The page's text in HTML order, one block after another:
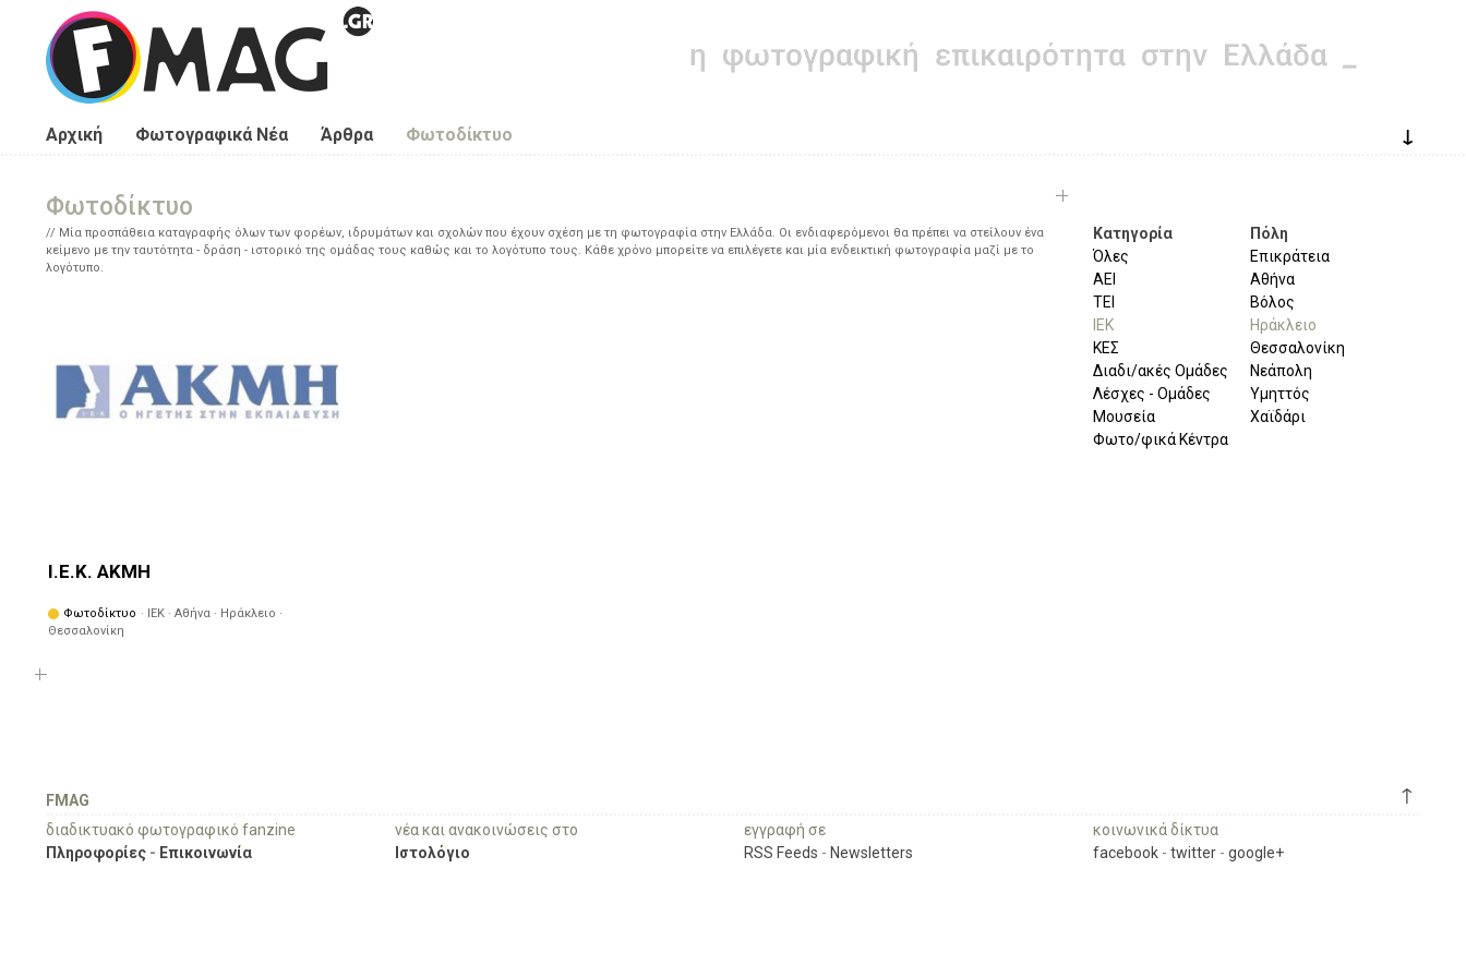
Παράκαμψη προς το κυρίως περιεχόμενο
Αρχική Φωτογραφικά Νέα Άρθρα Φωτοδίκτυο ↓
Φωτοδίκτυο
Μία προσπάθεια καταγραφής όλων των φορέων, ιδρυμάτων και σχολών που έχουν σχέση με τη φωτογραφία στην Ελλάδα. Οι ενδιαφερόμενοι θα πρέπει να στείλουν ένα
κείμενο με την ταυτότητα - δράση - ιστορικό της ομάδας τους καθώς και το λογότυπο τους. Κάθε χρόνο μπορείτε να επιλέγετε και μία ενδεικτική φωτογραφία μαζί με το
λογότυπο.
Ι.Ε.Κ. ΑΚΜΗ
Φωτοδίκτυο · ΙΕΚ · Αθήνα · Ηράκλειο ·
Θεσσαλονίκη
Κατηγορία
Όλες
ΑΕΙ
ΤΕΙ
ΙΕΚ
ΚΕΣ
Διαδι/ακές Ομάδες
Λέσχες - Ομάδες
Μουσεία
Φωτο/φικά Κέντρα
Πόλη
Επικράτεια
Αθήνα
Βόλος
Ηράκλειο
Θεσσαλονίκη
Νεάπολη
Υμηττός
Χαϊδάρι
↑
FMAG
διαδικτυακό φωτογραφικό fanzine
Πληροφορίες - Επικοινωνία
νέα και ανακοινώσεις στο
Ιστολόγιο
εγγραφή σε
RSS Feeds - Newsletters
κοινωνικά δίκτυα
facebook - twitter - google+